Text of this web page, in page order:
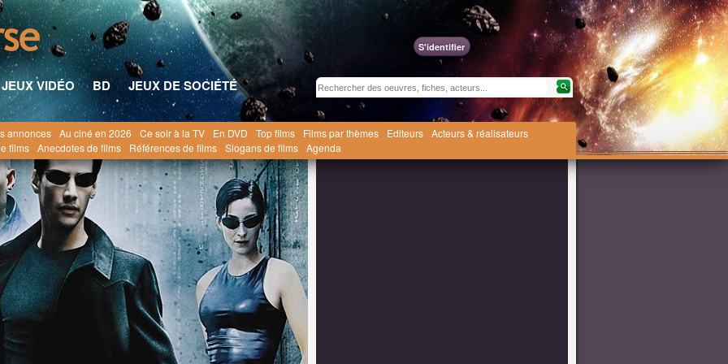
S'identifier
JEUX VIDÉO BD
JEUX DE SOCIÉTÉ
annonces Au ciné en 2026 Ce soir à la TV En DVD Top films Films par thèmes Editeurs Acteurs & réalisateurs
films Anecdotes de films Références de films Slogans de films Agenda
mai 2026